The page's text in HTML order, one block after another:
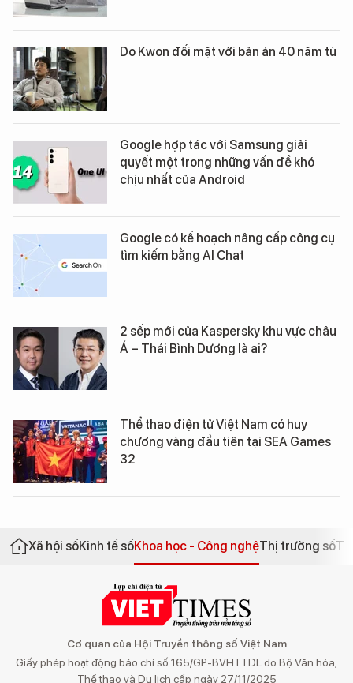
Do Kwon đối mặt với bản án 40 năm tù
Google hợp tác với Samsung giải
quyết một trong những vấn đề khó
chịu nhất của Android
Google có kế hoạch nâng cấp công cụ
tìm kiếm bằng AI Chat
2 sếp mới của Kaspersky khu vực châu
Á – Thái Bình Dương là ai?
Thể thao điện tử Việt Nam có huy
chương vàng đầu tiên tại SEA Games
32
Xã hội sốKinh tế sốKhoa học - Công nghệThị trường số
Cơ quan của Hội Truyền thông số Việt Nam
Giấy phép hoạt động báo chí số 165/GP-BVHTTDL do Bộ Văn hóa,
Thể thao và Du lịch cấp ngày 27/11/2025